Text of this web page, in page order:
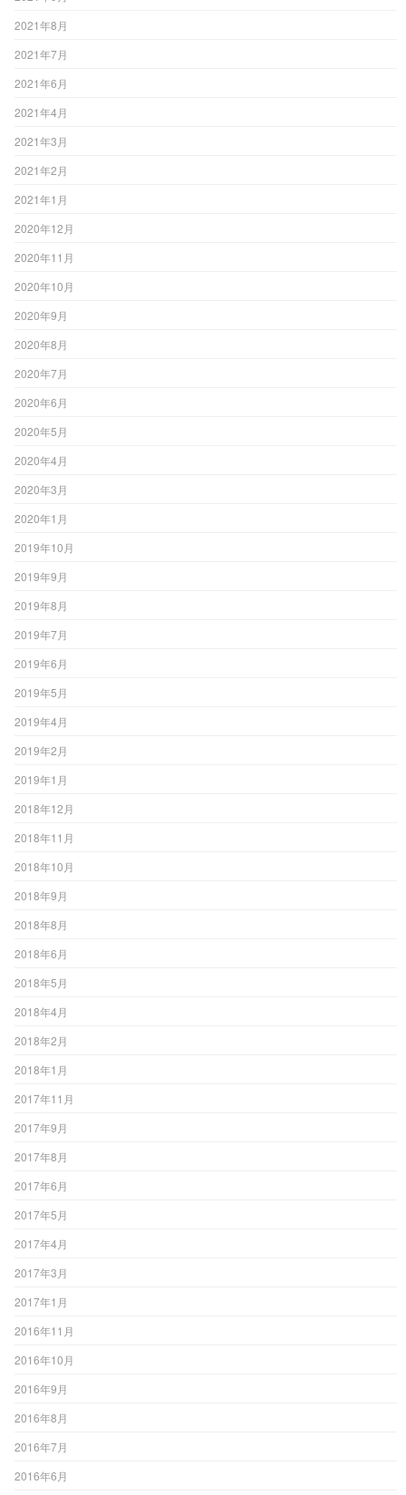
2021年8月
2021年7月
2021年6月
2021年4月
2021年3月
2021年2月
2021年1月
2020年12月
2020年11月
2020年10月
2020年9月
2020年8月
2020年7月
2020年6月
2020年5月
2020年4月
2020年3月
2020年1月
2019年10月
2019年9月
2019年8月
2019年7月
2019年6月
2019年5月
2019年4月
2019年2月
2019年1月
2018年12月
2018年11月
2018年10月
2018年9月
2018年8月
2018年6月
2018年5月
2018年4月
2018年2月
2018年1月
2017年11月
2017年9月
2017年8月
2017年6月
2017年5月
2017年4月
2017年3月
2017年1月
2016年11月
2016年10月
2016年9月
2016年8月
2016年7月
2016年6月